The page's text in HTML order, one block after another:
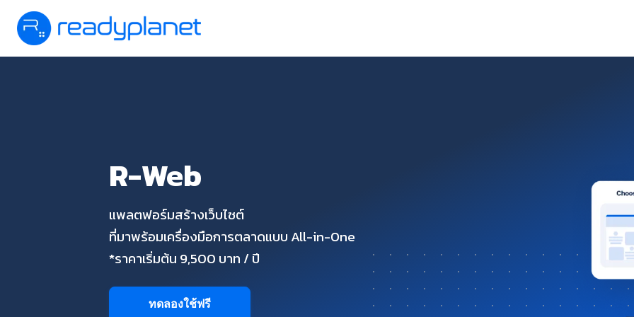
R-Web
แพลตฟอร์มสร้างเว็บไซต์
ที่มาพร้อมเครื่องมือการตลาดแบบ All-in-One
*ราคาเริ่มต้น 9,500 บาท / ปี
ทดลองใช้ฟรี